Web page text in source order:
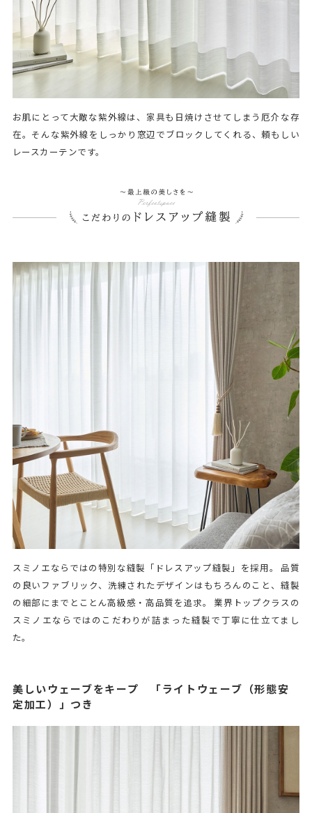
お肌にとって大敵な紫外線は、家具も日焼けさせてしまう厄介な存
在。そんな紫外線をしっかり窓辺でブロックしてくれる、頼もしい
レースカーテンです。
スミノエならではの特別な縫製「ドレスアップ縫製」を採用。 品質
の良いファブリック、洗練されたデザインはもちろんのこと、縫製
の細部にまでとことん高級感・高品質を追求。 業界トップクラスの
スミノエならではのこだわりが詰まった縫製で丁寧に仕立てまし
た。
美しいウェーブをキープ 「ライトウェーブ（形態安
定加工）」つき